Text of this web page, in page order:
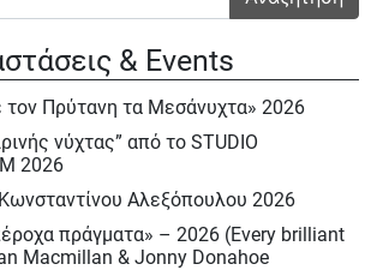
& Events
τον Πρύτανη τα Μεσάνυχτα» 2026
νύχτας” από το STUDIO
2026
Αλεξόπουλου 2026
πράγματα» – 2026 (Every brilliant
Macmillan & Jonny Donahoe